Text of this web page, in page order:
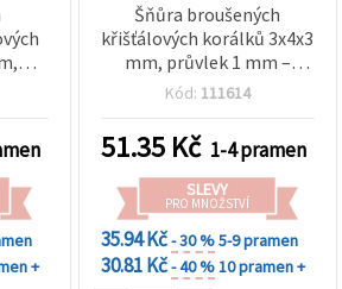
+
Šňůra broušených
křišťálových korálků 3x4x3
mm, průvlek 1 mm –
elegantní transparentní
AB efektem, cca 130 ks
Kód: 111614
51.35 Kč 1-4 pramen
SLEVY
PRO MNOŽSTVÍ
35.94 Kč- 30 %5-9 pramen
30.81 Kč- 40 %10 pramen +